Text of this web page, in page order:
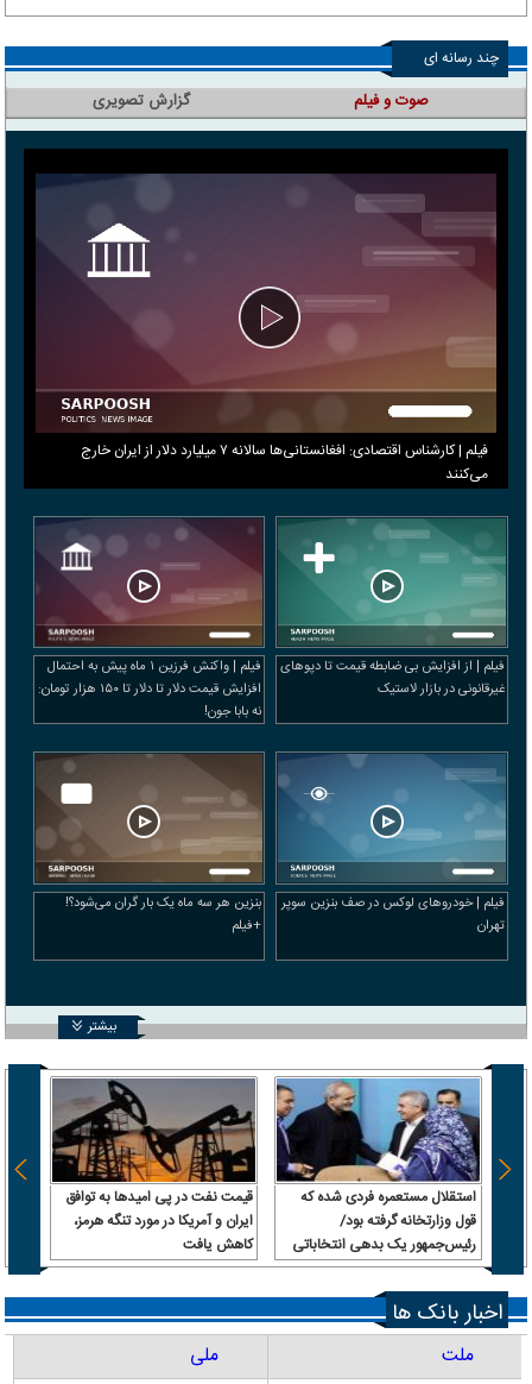
چند رسانه ای
صوت و فیلم
فیلم | کارشناس اقتصادی: افغانستانی‌ها سالانه ۷ میلیارد دلار از ایران خارج
می‌کنند
فیلم | از افزایش بی ضابطه قیمت تا دپوهای
غیرقانونی در بازار لاستیک
فیلم | واکنش فرزین ۱ ماه پیش به احتمال
افزایش قیمت دلار تا دلار تا ۱۵۰ هزار تومان:
نه بابا جون!
فیلم | خودرو‌های لوکس در صف بنزین سوپر
تهران
بنزین هر سه ماه یک بار گران می‌شود؟!
+فیلم
بیشتر
گزارش تصویری
استقلال مستعمره فردی شده که
قول وزارتخانه گرفته بود/
رئیس‌جمهور یک بدهی انتخاباتی
داشت، باشگاه را به او داد!
قیمت نفت در پی امیدها به توافق
ایران و آمریکا در مورد تنگه هرمز،
کاهش یافت
اخبار بانک ها
ملت
ملی